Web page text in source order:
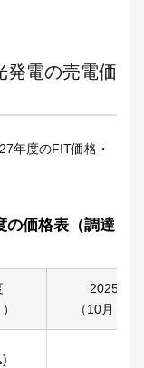
発電の売電価
年度のFIT価格・
の価格表（調達
2025年度
（10月～3
)